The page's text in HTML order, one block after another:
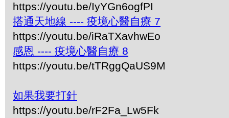
https://youtu.be/IyYGn6ogfPI
搭通天地線 ---- 疫境心醫自療 7
https://youtu.be/iRaTXavhwEo
感恩 ---- 疫境心醫自療 8
https://youtu.be/tTRggQaUS9M
如果我要打針
https://youtu.be/rF2Fa_Lw5Fk